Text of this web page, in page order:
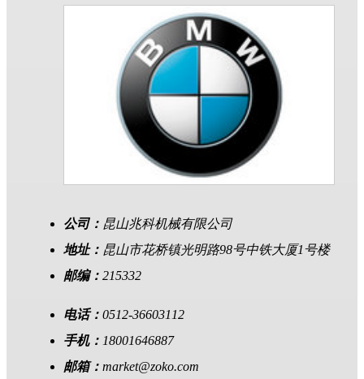
公司： 昆山兆科机械有限公司
地址： 昆山市花桥镇光明路98号中铁大厦1号楼
邮编： 215332
电话： 0512-36603112
手机： 18001646887
邮箱： market@zoko.com